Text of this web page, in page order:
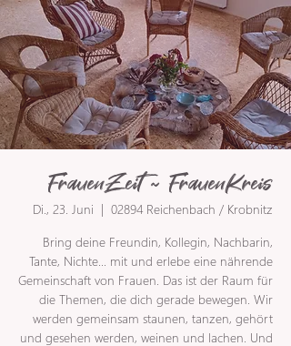
FrauenZeit ~ FrauenKreis
Di., 23. Juni
  |
02894 Reichenbach / Krobnitz
Bring deine Freundin, Kollegin, Nachbarin,
Tante, Nichte... mit und erlebe eine nährende
Gemeinschaft von Frauen. Das ist der Raum für
die Themen, die dich gerade bewegen. Wir
werden gemeinsam staunen, tanzen, gehört
und gesehen werden, weinen und lachen. Und